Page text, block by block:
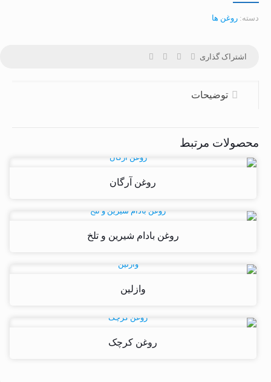
دسته: روغن ها
اشتراک گذاری
توضیحات
محصولات مرتبط
روغن آرگان
روغن بادام شیرین و تلخ
وازلین
روغن کرچک